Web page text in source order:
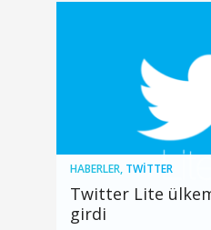
HABERLER, TWITTER
Twitter Lite
girdi